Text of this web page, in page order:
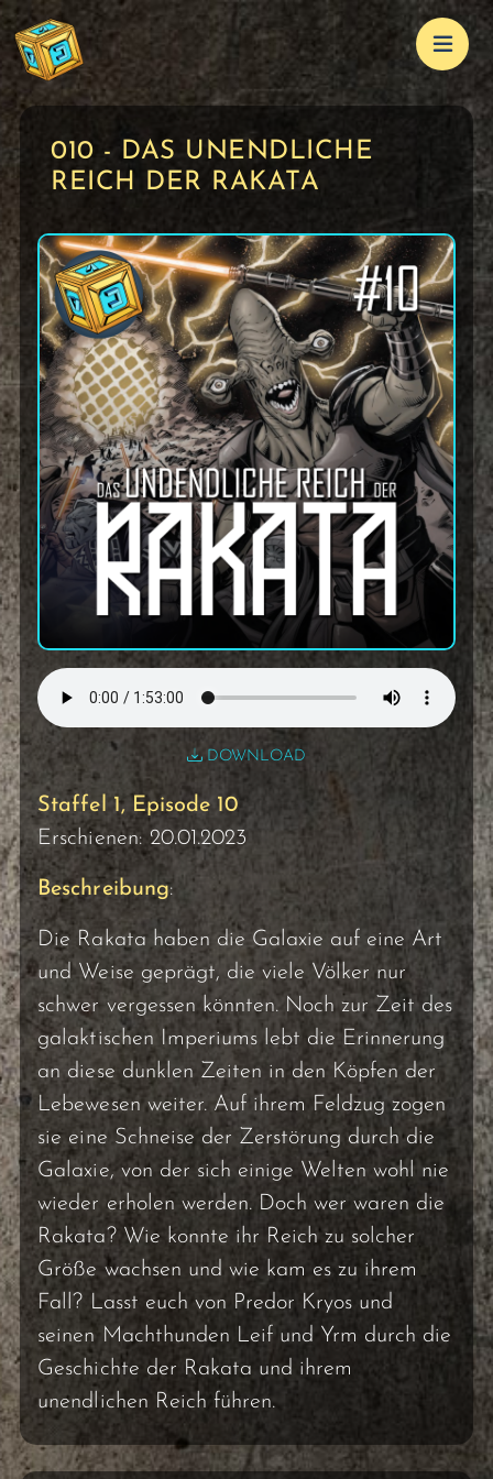
010 - DAS UNENDLICHE
REICH DER RAKATA
DOWNLOAD
Staffel 1, Episode 10
Erschienen: 20.01.2023
Beschreibung:
Die Rakata haben die Galaxie auf eine Art
und Weise geprägt, die viele Völker nur
schwer vergessen könnten. Noch zur Zeit des
galaktischen Imperiums lebt die Erinnerung
an diese dunklen Zeiten in den Köpfen der
Lebewesen weiter. Auf ihrem Feldzug zogen
sie eine Schneise der Zerstörung durch die
Galaxie, von der sich einige Welten wohl nie
wieder erholen werden. Doch wer waren die
Rakata? Wie konnte ihr Reich zu solcher
Größe wachsen und wie kam es zu ihrem
Fall? Lasst euch von Predor Kryos und
seinen Machthunden Leif und Yrm durch die
Geschichte der Rakata und ihrem
unendlichen Reich führen.